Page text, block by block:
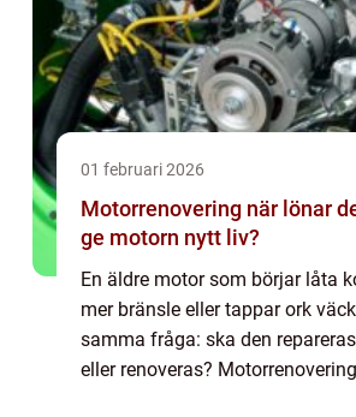
01 februari 2026
Motorrenovering när lönar det sig att
ge motorn nytt liv?
En äldre motor som börjar låta
mer bränsle eller tappar ork
samma fråga: ska den
eller renoveras?